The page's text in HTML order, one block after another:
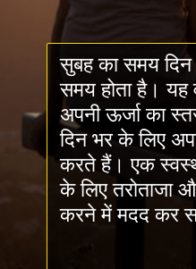
सुबह का समय दिन
समय होता है।
अपनी ऊर्जा का
दिन भर के लिए
करते हैं। एक
के लिए तरोताजा
करने में मदद कर